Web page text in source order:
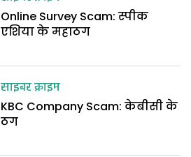
Online Survey Scam: स्पीक
एशिया के महाठग
साइबर क्राइम
KBC Company Scam: केबीसी के
ठग